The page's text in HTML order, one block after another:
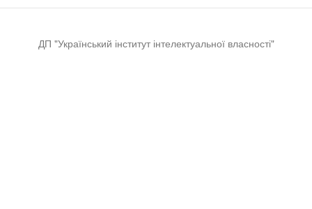
ДП "Український інститут інтелектуальної власності"